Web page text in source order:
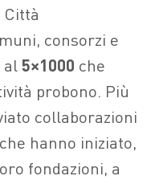
Città
consorzi e
al5×1000 che
probono. Più
collaborazioni
hanno iniziato,
fondazioni, a